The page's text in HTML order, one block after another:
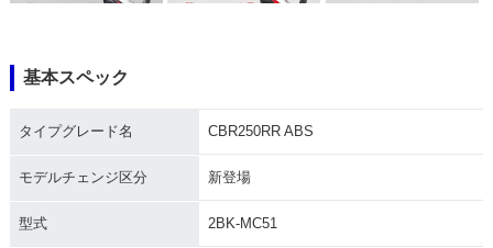
R・マイナーチェン
ABS・カラーチェン
基本スペック
タイプグレード名 CBR250RR ABS
モデルチェンジ区分 新登場
型式 2BK-MC51